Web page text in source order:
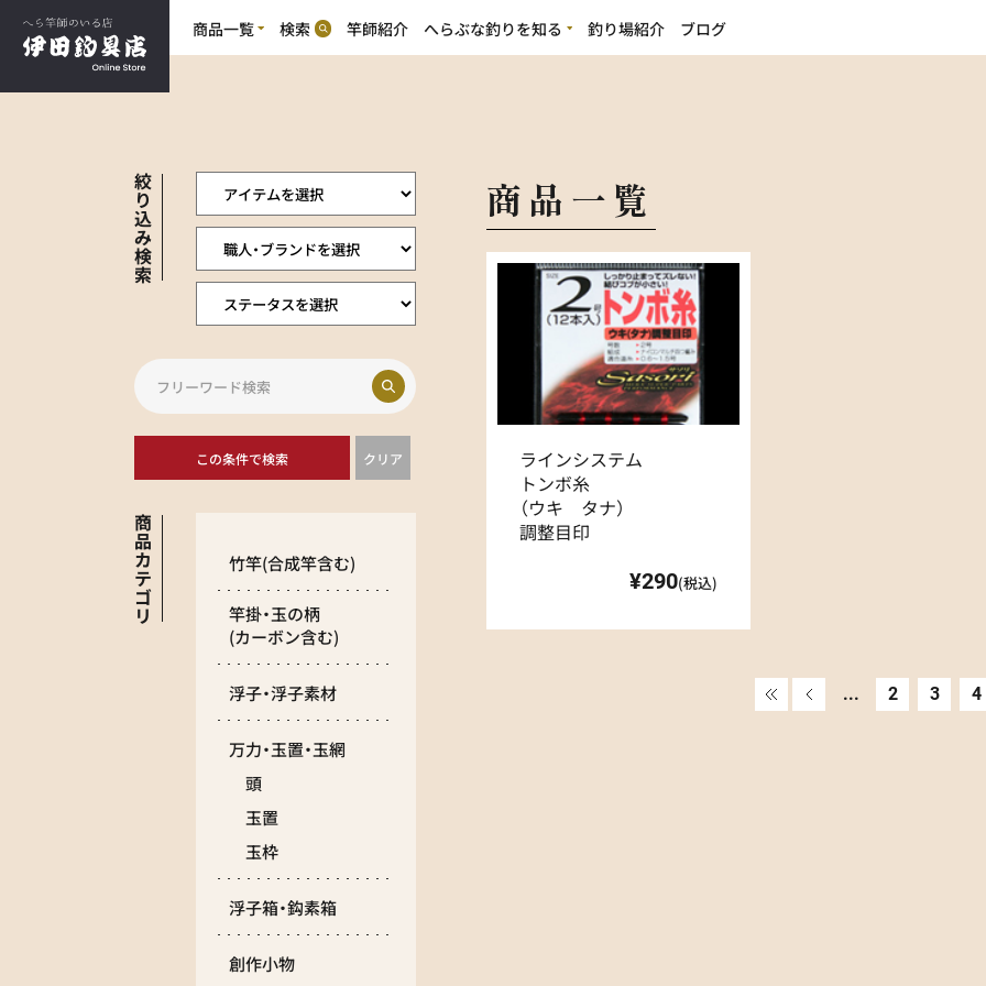
商品一覧
商品一覧
カ
万力・玉置・玉網
浮子箱・鈎素箱
消耗品
その他商品
特選中古竿（委託）
検索 竿師紹介
へらぶな釣りを知る
釣り場紹介 ブログ
商品一覧
ラインシステム
トンボ糸
（ウキ タナ）
調整目印
¥290(税込)
« « ... 2 3 4
絞
り
込
み
検
索
商
品
カ
テ
ゴ
リ
竹竿(合成竿含む)
竿掛・玉の柄
(カーボン含む)
浮子・浮子素材
万力・玉置・玉網
頭
玉置
玉枠
浮子箱・鈎素箱
創作小物